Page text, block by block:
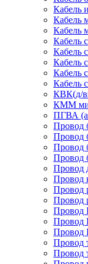
Кабель
Кабель
Кабель
Кабель
Кабель
Кабель
КВК(д/
КММ
ПГВА
Провод
Провод
Провод
Провод
Провод
Провод
Провод
Провод
Провод
Провод
Провод